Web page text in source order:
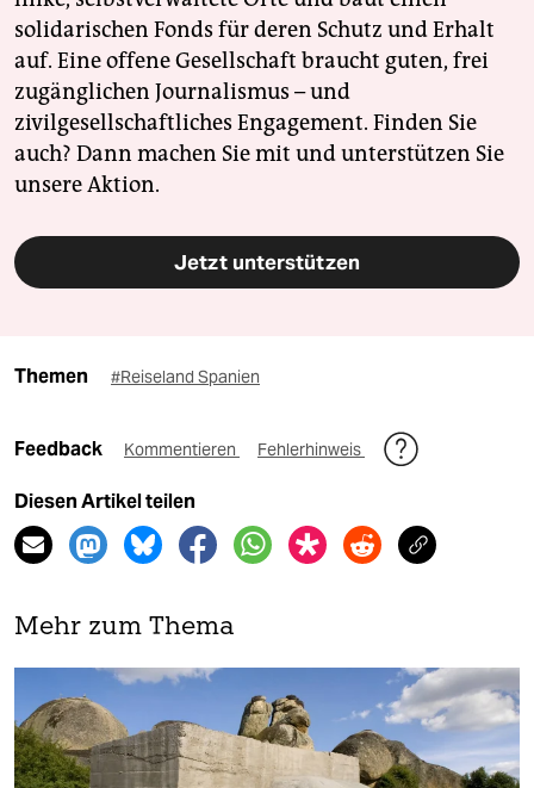
solidarischen Fonds für deren Schutz und Erhalt
auf. Eine offene Gesellschaft braucht guten, frei
zugänglichen Journalismus – und
zivilgesellschaftliches Engagement. Finden Sie
auch? Dann machen Sie mit und unterstützen Sie
unsere Aktion.
Jetzt unterstützen
Themen #Reiseland Spanien
Feedback Kommentieren Fehlerhinweis
Diesen Artikel teilen
Mehr zum Thema